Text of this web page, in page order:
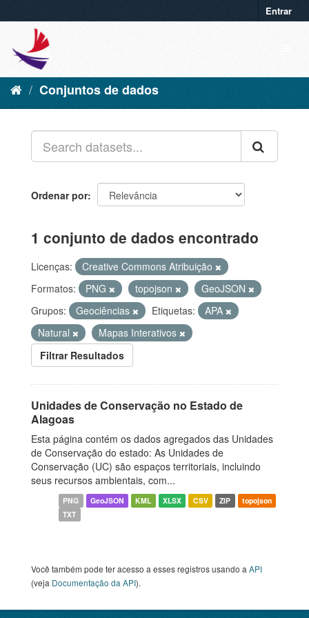
Entrar
Conjuntos de dados
Ordenar por
1 conjunto de dados encontrado
Licenças:
Creative Commons Atribuição
Formatos:
PNG topojson
GeoJSON
Grupos:
Geociências Etiquetas:
APA
Natural
Mapas Interativos
Filtrar Resultados
Unidades de Conservação no Estado de
Alagoas
Esta página contém os dados agregados das Unidades
de Conservação do estado: As Unidades de
Conservação (UC) são espaços territoriais, incluindo
seus recursos ambientais, com...
PNG GeoJSON KML XLSX CSV ZIP
topojson
TXT
Você também pode ter acesso a esses registros usando a API
(veja Documentação da API).